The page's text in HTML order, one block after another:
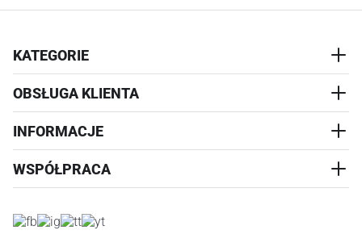
KATEGORIE
AKCESORIA
WYPRZEDAŻ
OBSŁUGA KLIENTA
REALIZACJA I WYSYŁKA
WYMIANA
PŁATNOŚCI
INFORMACJE
KONTAKT
O PRODUKCIE
WSPÓŁPRACA